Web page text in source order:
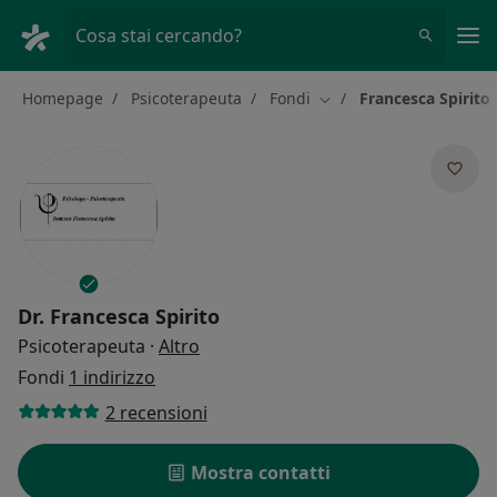
Cosa stai cercando?
Homepage Psicoterapeuta Fondi Cambia città
Francesca Spirito
Dr. Francesca Spirito
Psicoterapeuta · Altro
Fondi 1 indirizzo
2 recensioni
Mostra contatti